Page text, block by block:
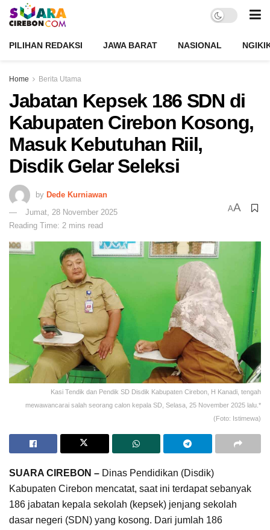
PILIHAN REDAKSI JAWA BARAT NASIONAL
Home Berita Utama
Jabatan Kepsek 186 SDN di
Kabupaten Cirebon Kosong,
Masuk Kebutuhan Riil,
Disdik Gelar Seleksi
by Dede Kurniawan
Jumat, 28 November 2025
Reading Time: 2 mins read
AA
Kasi Tendik dan Pendik SD Disdik Kabupaten Cirebon, H Kanadi, tengah
mewawancarai salah seorang calon kepala SD, Selasa, 25 November 2025 lalu.*
(Foto: Istimewa)
SUARA CIREBON – Dinas Pendidikan (Disdik)
Kabupaten Cirebon mencatat, saat ini terdapat sebanyak
186 jabatan kepala sekolah (kepsek) jenjang sekolah
dasar negeri (SDN) yang kosong. Dari jumlah 186